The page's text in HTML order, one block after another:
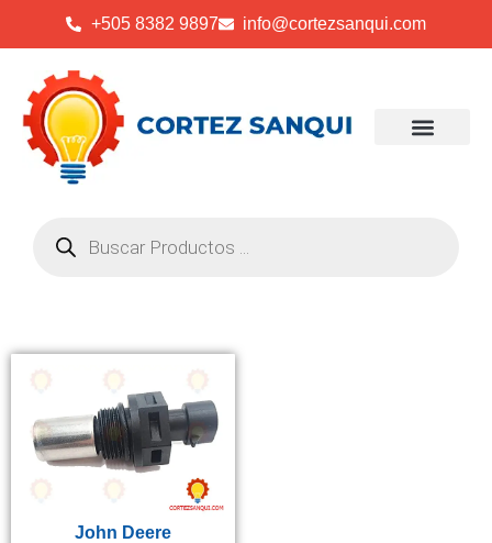
+505 8382 9897 info@cortezsanqui.com
John Deere